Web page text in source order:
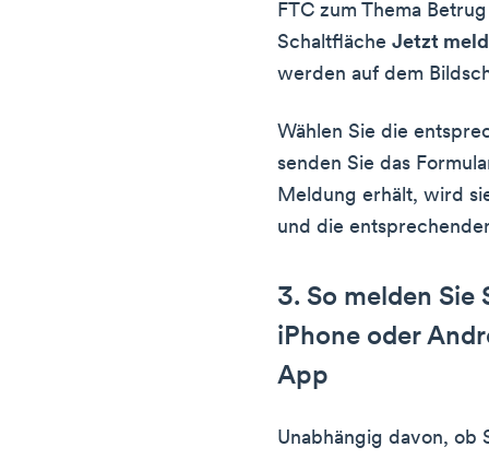
FTC zum Thema
SchaltflächeJetzt
werden auf dem
Wählen Sie die
senden Sie das
Meldung erhält, wird
und die
3. So melden Sie
iPhone oder
App
Unabhängig davon, ob